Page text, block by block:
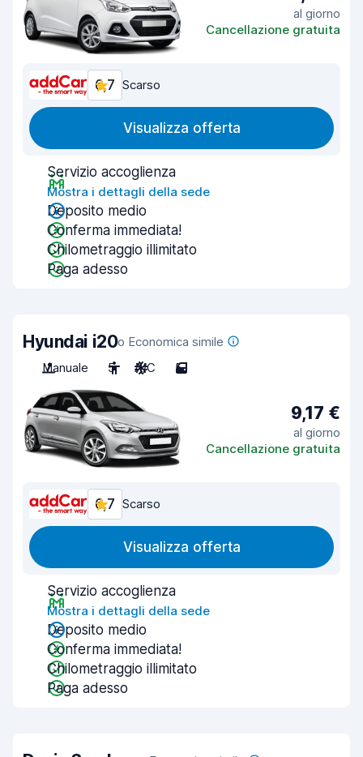
al giorno
Cancellazione gratuita
6,7 Scarso
Visualizza offerta
Servizio accoglienza
Mostra i dettagli della sede
Deposito medio
Conferma immediata!
Chilometraggio illimitato
Paga adesso
Hyundai i20o Economica simile
Manuale
5 A/C 5
9,17 €
al giorno
Cancellazione gratuita
6,7 Scarso
Visualizza offerta
Servizio accoglienza
Mostra i dettagli della sede
Deposito medio
Conferma immediata!
Chilometraggio illimitato
Paga adesso